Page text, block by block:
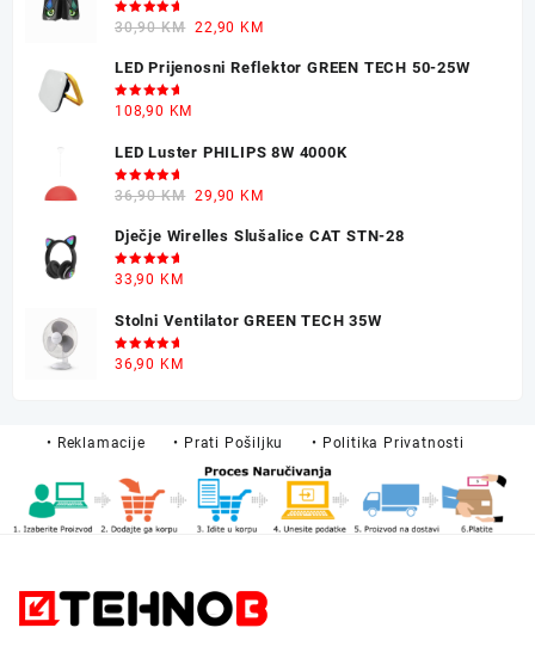
Ocjenjeno
5.00 od 5
30,90KM Original
was:
22,90 KMCurrent
is:
LED Prijenosni Reflektor GREEN TECH 50-25W
Ocjenjeno
5.00od 5
108,90 KM
LED Luster PHILIPS 8W 4000K
Ocjenjeno
5.00 od 5
36,90KM Original
was:
29,90 KMCurrent
is:
Dječje Wirelles Slušalice CAT STN-28
Ocjenjeno
5.00 od 5
33,90 KM
Stolni Ventilator GREEN TECH 35W
Ocjenjeno
5.00 od 5
36,90 KM
• Reklamacije • Prati Pošiljku • Politika Privatnosti